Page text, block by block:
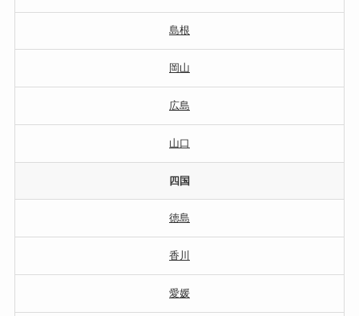
島根
岡山
広島
山口
四国
徳島
香川
愛媛